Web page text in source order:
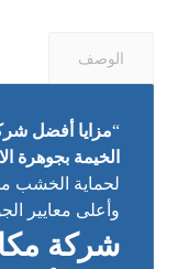
الوصف
“مزايا أفضل
الخيمة بجوهرة
لحماية الخشب
وأعلى معايير
شركة